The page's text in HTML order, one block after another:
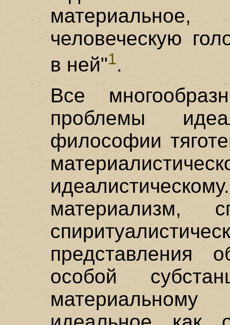
человеческую
в ней"1.
Все
проблемы
философии
материализм,
представления
особой